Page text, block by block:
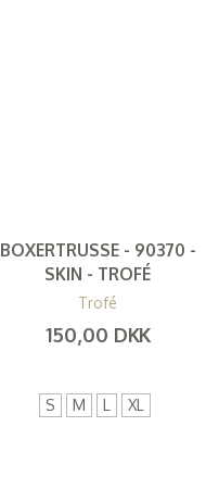
BOXERTRUSSE - 90370 -
SKIN - TROFÉ
Trofé
150,00 DKK
S M L XL